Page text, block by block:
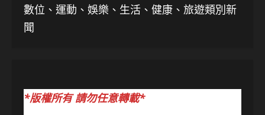
數位、運動、娛樂、生活、健康、旅遊類別新
聞
*版權所有 請勿任意轉載*